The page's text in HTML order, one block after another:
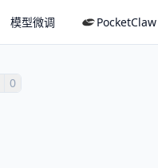
模型微调 PocketClaw
0